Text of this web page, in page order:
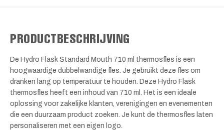
PRODUCTBESCHRIJVING
De Hydro Flask Standard Mouth 710 ml thermosfles is een
hoogwaardige dubbelwandige fles. Je gebruikt deze fles om
dranken lang op temperatuur te houden. Deze Hydro Flask
thermosfles heeft een inhoud van 710 ml. Het is een ideale
oplossing voor zakelijke klanten, verenigingen en evenementen
die een duurzaam product zoeken. Je kunt de thermosfles laten
personaliseren met een eigen logo.